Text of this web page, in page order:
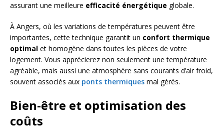
assurant une meilleure efficacité énergétique globale.
À Angers, où les variations de températures peuvent être
importantes, cette technique garantit un confort thermique
optimal et homogène dans toutes les pièces de votre
logement. Vous apprécierez non seulement une température
agréable, mais aussi une atmosphère sans courants d’air froid,
souvent associés aux ponts thermiques mal gérés.
Bien-être et optimisation des
coûts